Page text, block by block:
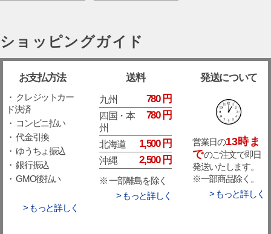
ショッピングガイド
お支払方法
・ クレジットカー
ド決済
・ コンビニ払い
・ 代金引換
・ ゆうちょ振込
・ 銀行振込
・ GMO後払い
> もっと詳しく
送料
九州 780 円
四国・本
州
780 円
北海道 1,500 円
沖縄 2,500 円
※ 一部離島を除く
> もっと詳しく
発送について
営業日の13時ま
でのご注文で即日
発送いたします。
※一部商品除く。
> もっと詳しく